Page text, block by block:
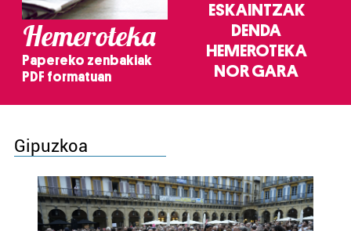
Hemeroteka
Papereko zenbakiak
PDF formatuan
ESKAINTZAK
DENDA
HEMEROTEKA
NOR GARA
Gipuzkoa